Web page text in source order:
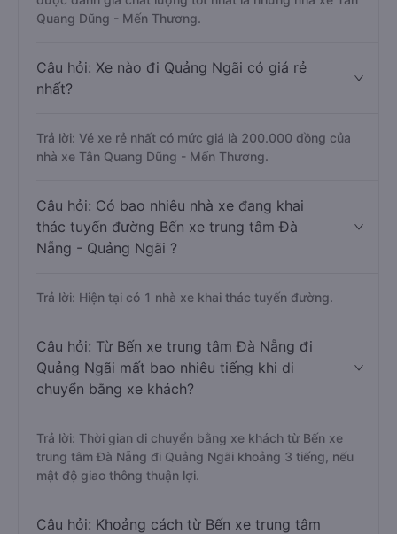
Quang Dũng - Mến Thương.
Câu hỏi: Xe nào đi Quảng Ngãi có giá rẻ
nhất?
Trả lời: Vé xe rẻ nhất có mức giá là 200.000 đồng của
nhà xe Tân Quang Dũng - Mến Thương.
Câu hỏi: Có bao nhiêu nhà xe đang khai
thác tuyến đường Bến xe trung tâm Đà
Nẵng - Quảng Ngãi ?
Trả lời: Hiện tại có 1 nhà xe khai thác tuyến đường.
Câu hỏi: Từ Bến xe trung tâm Đà Nẵng đi
Quảng Ngãi mất bao nhiêu tiếng khi di
chuyển bằng xe khách?
Trả lời: Thời gian di chuyển bằng xe khách từ Bến xe
trung tâm Đà Nẵng đi Quảng Ngãi khoảng 3 tiếng, nếu
mật độ giao thông thuận lợi.
Câu hỏi: Khoảng cách từ Bến xe trung tâm